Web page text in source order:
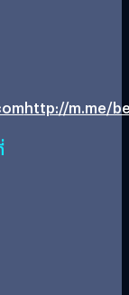
http://m.me/